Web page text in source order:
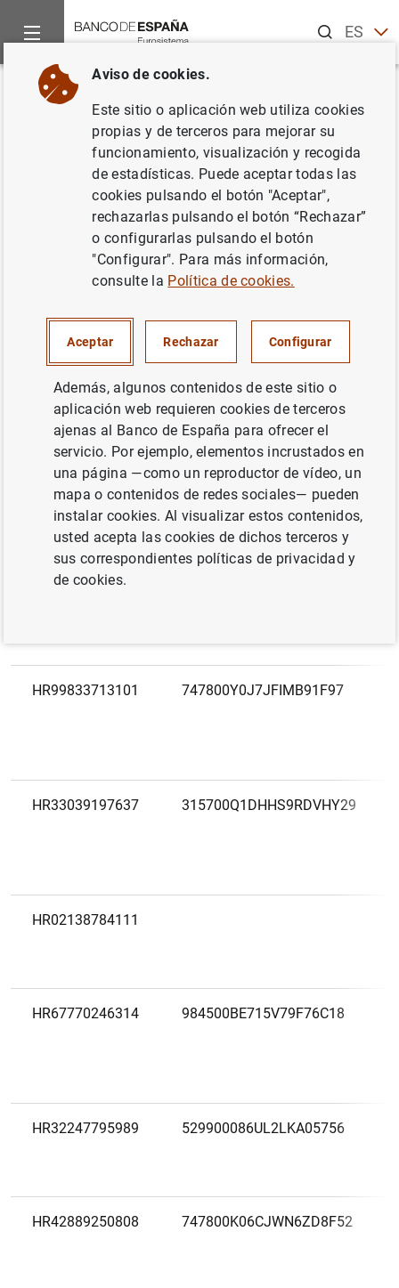
ESEN
Inicio Estadísticas
Volver
Croacia
06/08/2026
Descarga la lista en formato CSV
Código europeo LEI
HR14036333877 RG3IZJKPYQ4H6IQPIC08
HR70663193635
HR99833713101 747800Y0J7JFIMB91F97
HR33039197637 315700Q1DHHS9RDVHY29
HR02138784111
HR67770246314 984500BE715V79F76C18
HR32247795989 529900086UL2LKA05756
HR42889250808 747800K06CJWN6ZD8F52
Aviso de cookies.
Este sitio o aplicación web utiliza cookies
propias y de terceros para mejorar su
funcionamiento, visualización y recogida
de estadísticas. Puede aceptar todas las
cookies pulsando el botón "Aceptar",
rechazarlas pulsando el botón “Rechazar”
o configurarlas pulsando el botón
"Configurar". Para más información,
consulte la Política de cookies.
Aceptar Rechazar Configurar
Además, algunos contenidos de este sitio o
aplicación web requieren cookies de terceros
ajenas al Banco de España para ofrecer el
servicio. Por ejemplo, elementos incrustados en
una página —como un reproductor de vídeo, un
mapa o contenidos de redes sociales— pueden
instalar cookies. Al visualizar estos contenidos,
usted acepta las cookies de dichos terceros y
sus correspondientes políticas de privacidad y
de cookies.